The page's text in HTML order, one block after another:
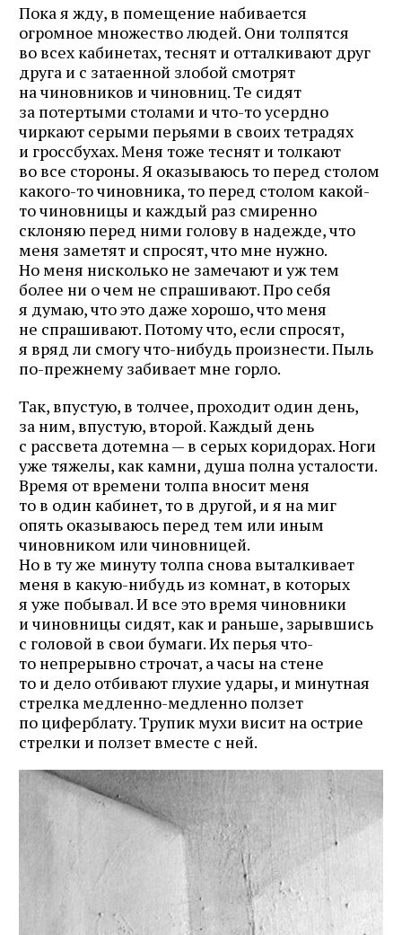
Пока я жду, в помещение набивается
огромное множество людей. Они толпятся
во всех кабинетах, теснят и отталкивают друг
друга и с затаенной злобой смотрят
на чиновников и чиновниц. Те сидят
за потертыми столами и что-то усердно
чиркают серыми перьями в своих тетрадях
и гроссбухах. Меня тоже теснят и толкают
во все стороны. Я оказываюсь то перед столом
какого-то чиновника, то перед столом какой-
то чиновницы и каждый раз смиренно
склоняю перед ними голову в надежде, что
меня заметят и спросят, что мне нужно.
Но меня нисколько не замечают и уж тем
более ни о чем не спрашивают. Про себя
я думаю, что это даже хорошо, что меня
не спрашивают. Потому что, если спросят,
я вряд ли смогу что-нибудь произнести. Пыль
по-прежнему забивает мне горло.
Так, впустую, в толчее, проходит один день,
за ним, впустую, второй. Каждый день
с рассвета дотемна — в серых коридорах. Ноги
уже тяжелы, как камни, душа полна усталости.
Время от времени толпа вносит меня
то в один кабинет, то в другой, и я на миг
опять оказываюсь перед тем или иным
чиновником или чиновницей.
Но в ту же минуту толпа снова выталкивает
меня в какую-нибудь из комнат, в которых
я уже побывал. И все это время чиновники
и чиновницы сидят, как и раньше, зарывшись
с головой в свои бумаги. Их перья что-
то непрерывно строчат, а часы на стене
то и дело отбивают глухие удары, и минутная
стрелка медленно-медленно ползет
по циферблату. Трупик мухи висит на острие
стрелки и ползет вместе с ней.